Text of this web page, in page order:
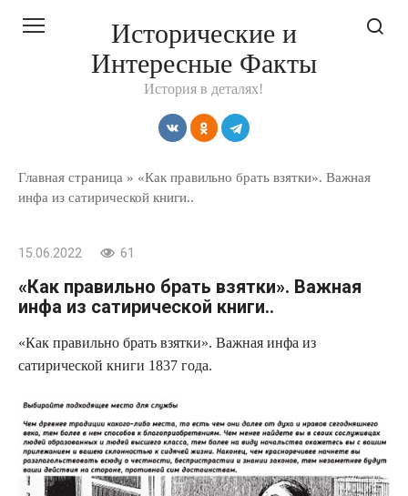
Исторические и
Интересные Факты
История в деталях!
Главная страница » «Как правильно брать взятки». Важная
инфа из сатирической книги..
15.06.2022 61
«Как правильно брать взятки». Важная
инфа из сатирической книги..
«Как правильно брать взятки». Важная инфа из
сатирической книги 1837 года.